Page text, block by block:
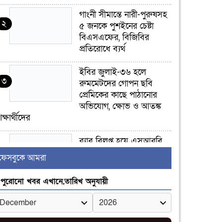
২
গাংনী সীমান্তে নারী-পুরুষসহ
৫ জনকে পুশইনের চেষ্টা
বিএসএফের, বিজিবির
প্রতিরোধে ব্যর্থ
৩
ইবির জুলাই-৩৬ হলে
রুমমেটদের গোপন ছবি
প্রেমিকের কাছে পাঠানোর
অভিযোগ, ক্ষোভ ও আতঙ্ক
৪
র‍্যাব বিলুপ্ত হয়ে এসআরবি,
৫
খোকসায় বিএনপি নেতা
নাফিজ আহমেদ রাজুর ওপর
সশস্ত্র হামলা, গুরুতর আহত
আমরা
পুরোনো খবর এখানে,তারিখ অনুযায়ী